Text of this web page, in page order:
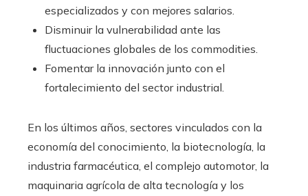
especializados y con mejores salarios.
Disminuir la vulnerabilidad ante las
fluctuaciones globales de los commodities.
Fomentar la innovación junto con el
fortalecimiento del sector industrial.
En los últimos años, sectores vinculados con la
economía del conocimiento, la biotecnología, la
industria farmacéutica, el complejo automotor, la
maquinaria agrícola de alta tecnología y los